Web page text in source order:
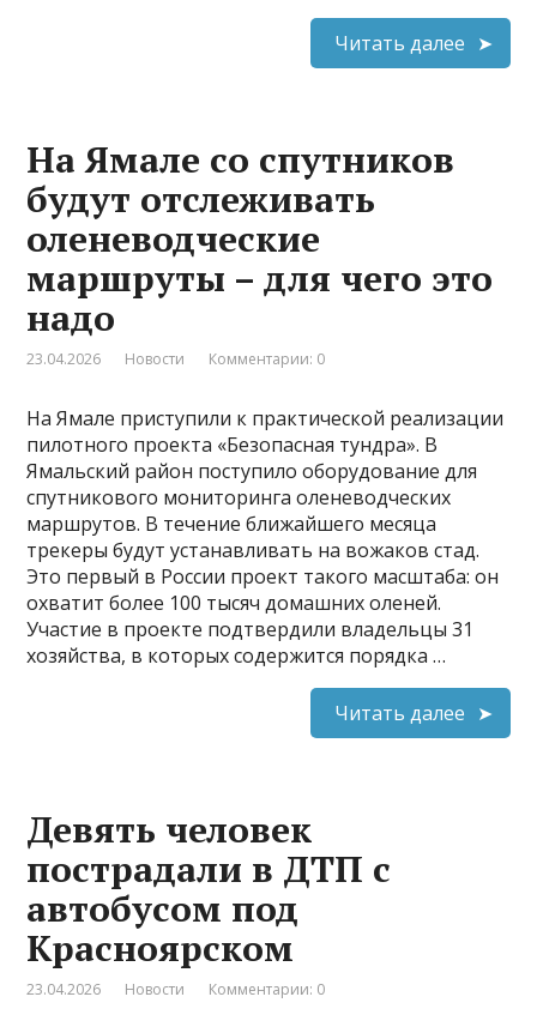
Читать далее
На Ямале со спутников
будут отслеживать
оленеводческие
маршруты – для чего это
надо
23.04.2026 Новости Комментарии: 0
На Ямале приступили к практической реализации
пилотного проекта «Безопасная тундра». В
Ямальский район поступило оборудование для
спутникового мониторинга оленеводческих
маршрутов. В течение ближайшего месяца
трекеры будут устанавливать на вожаков стад.
Это первый в России проект такого масштаба: он
охватит более 100 тысяч домашних оленей.
Участие в проекте подтвердили владельцы 31
хозяйства, в которых содержится порядка …
Читать далее
Девять человек
пострадали в ДТП с
автобусом под
Красноярском
23.04.2026 Новости Комментарии: 0